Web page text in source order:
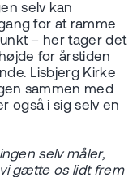
selv kan
for at ramme
– her tager det
for årstiden
Lisbjerg Kirke
sammen med
også i sig selv en
selv måler,
gætte os lidt frem